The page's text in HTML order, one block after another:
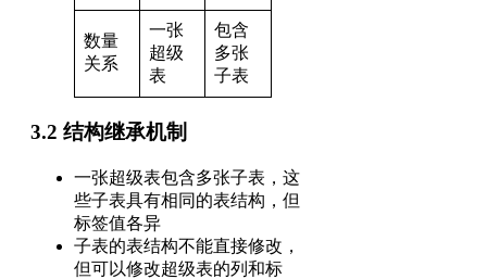
数量
关系
一张
超级
表
包含
多张
子表
3.2 结构继承机制
一张超级表包含多张子表，这
些子表具有相同的表结构，但
标签值各异
子表的表结构不能直接修改，
但可以修改超级表的列和标